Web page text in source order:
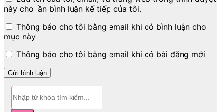
này cho lần bình luận kế tiếp của tôi.
Thông báo cho tôi bằng email khi có bình luận cho
mục này
Thông báo cho tôi bằng email khi có bài đăng mới